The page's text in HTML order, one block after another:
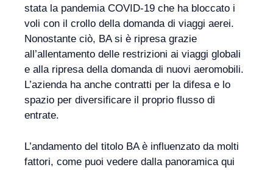
stata la pandemia COVID-19 che ha bloccato i
voli con il crollo della domanda di viaggi aerei.
Nonostante ciò, BA si è ripresa grazie
all’allentamento delle restrizioni ai viaggi globali
e alla ripresa della domanda di nuovi aeromobili.
L’azienda ha anche contratti per la difesa e lo
spazio per diversificare il proprio flusso di
entrate.
L’andamento del titolo BA è influenzato da molti
fattori, come puoi vedere dalla panoramica qui